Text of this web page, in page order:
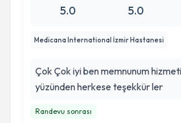
rahat atlattım. Alanında başarılı,
doktor. Emeğinize sağlık hocam.
5.0 5.0
Medicana International İzmir Hastanesi
Çok Çok iyi ben memnunum
yüzünden herkese teşekkür ler
Randevu sonrası